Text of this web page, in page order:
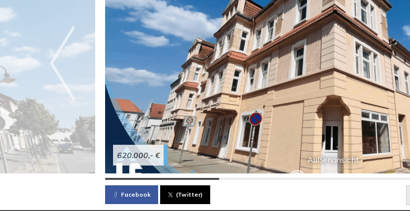
Außenansicht
620.000,- €
Facebook (Twitter)